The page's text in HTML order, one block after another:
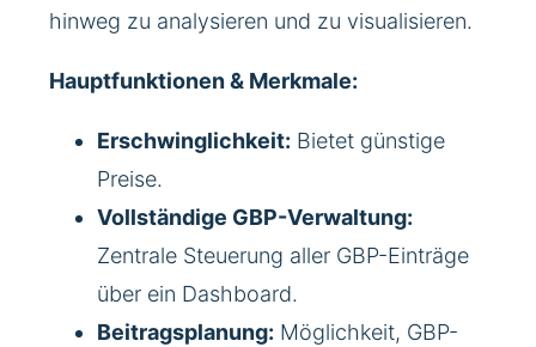
hinweg zu analysieren und zu visualisieren.
Hauptfunktionen & Merkmale:
Erschwinglichkeit: Bietet günstige
Preise.
Vollständige GBP-Verwaltung:
Zentrale Steuerung aller GBP-Einträge
über ein Dashboard.
Beitragsplanung: Möglichkeit, GBP-